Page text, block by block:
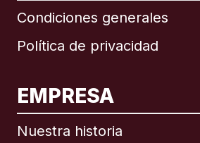
Condiciones generales
Política de privacidad
EMPRESA
Nuestra historia